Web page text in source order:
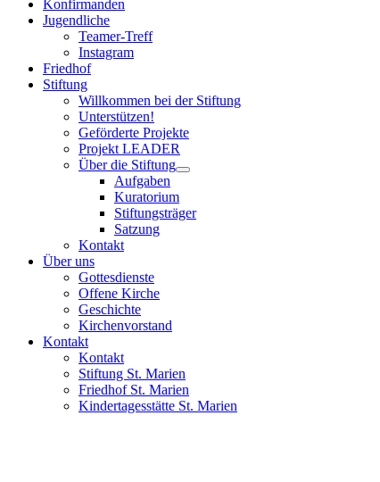
Konfirmanden
Jugendliche
Teamer-Treff
Instagram
Friedhof
Stiftung
Willkommen bei der Stiftung
Unterstützen!
Geförderte Projekte
Projekt LEADER
Über die Stiftung
Aufgaben
Kuratorium
Stiftungsträger
Satzung
Kontakt
Über uns
Gottesdienste
Offene Kirche
Geschichte
Kirchenvorstand
Kontakt
Kontakt
Stiftung St. Marien
Friedhof St. Marien
Kindertagesstätte St. Marien